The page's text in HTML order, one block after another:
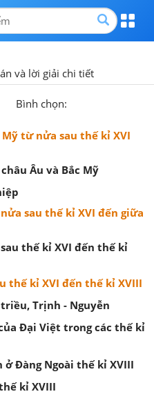
và lời giải chi tiết
Bình chọn:
Mỹ từ nửa sau thế kỉ XVI
Âu và Bắc Mỹ
sau thế kỉ XVI đến giữa
thế kỉ XVI đến thế kỉ
thế kỉ XVI đến thế kỉ XVIII
Trịnh - Nguyễn
Đại Việt trong các thế kỉ
ở Đàng Ngoài thế kỉ XVIII
kỉ XVIII